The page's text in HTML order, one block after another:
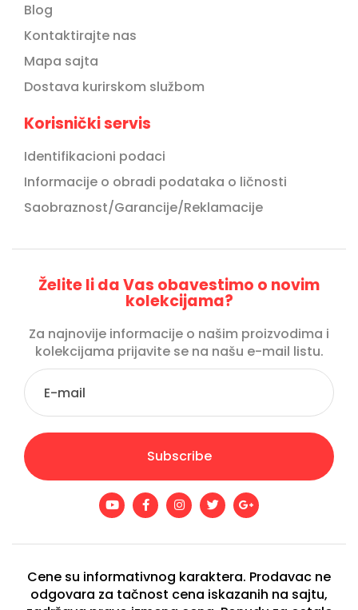
Blog
Kontaktirajte nas
Mapa sajta
Dostava kurirskom službom
Korisnički servis
Identifikacioni podaci
Informacije o obradi podataka o ličnosti
Saobraznost/Garancije/Reklamacije
Želite li da Vas obavestimo o novim
kolekcijama?
Za najnovije informacije o našim proizvodima i
kolekcijama prijavite se na našu e-mail listu.
Subscribe
Cene su informativnog karaktera. Prodavac ne
odgovara za tačnost cena iskazanih na sajtu,